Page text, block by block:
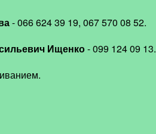
- 066 624 39 19, 067 570 08 52.
Ищенко- 099 124 09 13.